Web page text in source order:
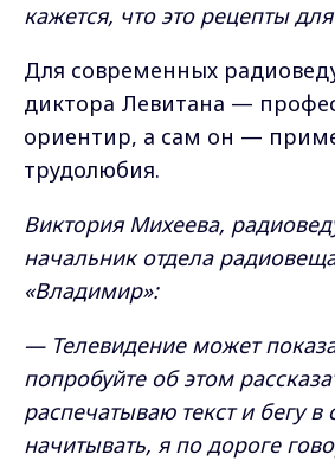
кажется, что это рецепты
Для современных
диктора Левитана —
ориентир, а сам он —
трудолюбия.
Виктория Михеева,
начальник отдела
«Владимир»:
— Телевидение может
попробуйте об этом
распечатываю текст и бегу в
начитывать, я по дороге